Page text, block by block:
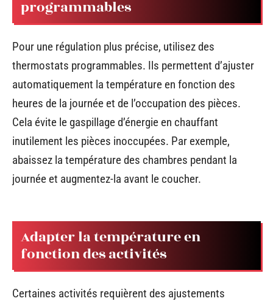
programmables
Pour une régulation plus précise, utilisez des
thermostats programmables. Ils permettent d’ajuster
automatiquement la température en fonction des
heures de la journée et de l’occupation des pièces.
Cela évite le gaspillage d’énergie en chauffant
inutilement les pièces inoccupées. Par exemple,
abaissez la température des chambres pendant la
journée et augmentez-la avant le coucher.
Adapter la température en
fonction des activités
Certaines activités requièrent des ajustements